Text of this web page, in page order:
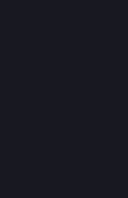
war das viel,
an der Tasse
euch auf.